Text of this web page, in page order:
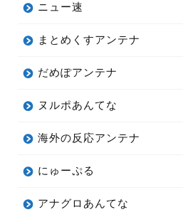
ニュー速
まとめくすアンテナ
だめぽアンテナ
ヌルポあんてな
海外の反応アンテナ
にゅーぷる
アナグロあんてな